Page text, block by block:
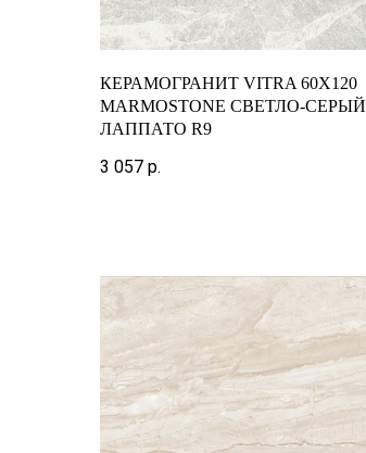
КЕРАМОГРАНИТ VITRA 60X120
MARMOSTONE СВЕТЛО-СЕРЫЙ
ЛАППАТО R9
3 057 р.